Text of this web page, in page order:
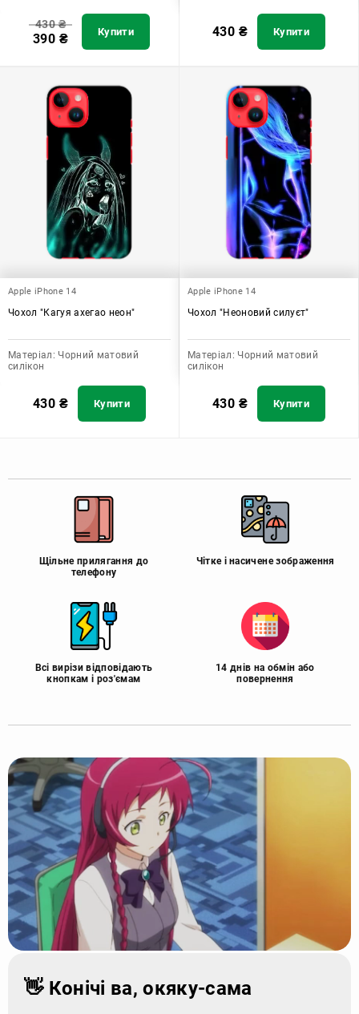
430₴
390 ₴ Купити 430 ₴ Купити
Apple iPhone 14
Чохол "Кагуя ахегао неон"
Матеріал: Чорний матовий
силікон
430 ₴ Купити
Apple iPhone 14
Чохол "Неоновий силуєт"
Матеріал: Чорний матовий
силікон
430 ₴ Купити
Щільне прилягання до
телефону
Чітке і насичене зображення
Всі вирізи відповідають
кнопкам і роз'ємам
14 днів на обмін або
повернення
👋 Конічі ва, окяку-сама